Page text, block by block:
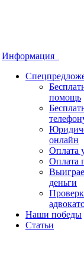
Информация
помощь
онлайн
Оплата
Оплата
деньги
Наши победы
Статьи